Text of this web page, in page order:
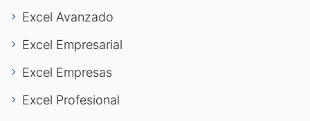
Excel Avanzado
Excel Empresarial
Excel Empresas
Excel Profesional